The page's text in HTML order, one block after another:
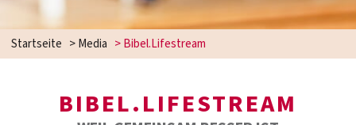
Startseite >Media >Bibel.Lifestream
BIBEL.LIFESTREAM